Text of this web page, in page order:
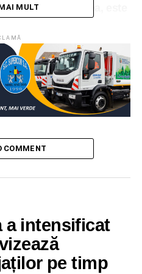
a cucerit lumea, este
candidații pentru
MULT
COMMENT
a intensificat
pe timp